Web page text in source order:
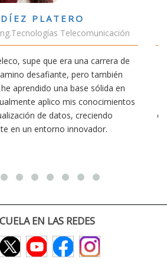
SÁNCHEZ VALENCIA
Estudiante Doble Grado Teleco-ADE
me ha permitido comprender cómo
afecta nuestra vida diaria. Aunque la
he dedicado parte de mi tiempo a
como el salvamento y socorrismo.
que elegir teleco ha sido una de las
decisiones que he tomado.
EN LAS REDES